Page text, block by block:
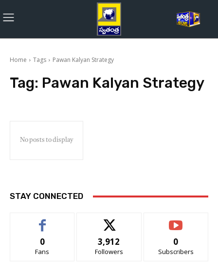
Home Tags Pawan Kalyan Strategy
Tag: Pawan Kalyan Strategy
No posts to display
STAY CONNECTED
0
Fans
3,912
Followers
0
Subscribers